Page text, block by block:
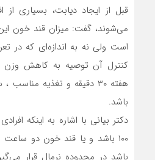
قبل از ایجاد دیابت، بسیاری از
می‌شوند، گفت: میزان قند خون این
است ولی نه به ‌اندازه‌ای که در
هفته ۳۰ دقیقه و تغذیه
باشد.
دکتر بیانی با اشاره به اینکه